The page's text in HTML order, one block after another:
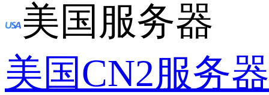
美国服务器
美国CN2服务器